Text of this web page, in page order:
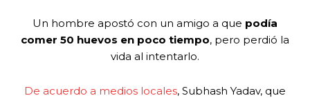
Un hombre apostó con un amigo a que podía
comer 50 huevos en poco tiempo, pero perdió la
vida al intentarlo.
De acuerdo a medios locales, Subhash Yadav, que